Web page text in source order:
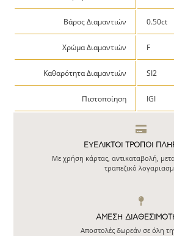
Βάρος Διαμαντιών 0.50ct
Χρώμα Διαμαντιών F
Καθαρότητα Διαμαντιών SI2
Πιστοποίηση IGI
ΕΥΕΛΙΚΤΟΙ ΤΡΟΠΟΙ
Με χρήση κάρτας, αντικαταβολή,
τραπεζικό
ΆΜΕΣΗ
Αποστολές δωρεάν σε όλη